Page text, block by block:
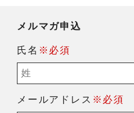
メルマガ申込
氏名 ※必須
メールアドレス ※必須